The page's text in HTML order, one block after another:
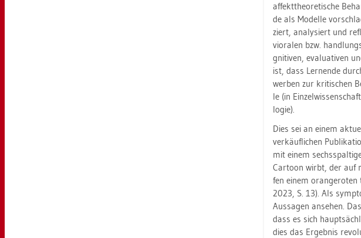
af­fekt­theo­re­ti­sche
de als Mo­del­le
ziert, ana­ly­siert und
viora­len bzw.
gni­ti­ven, eva­lua­ti­ven
ist, dass Ler­nen­de
wer­ben zur kri­ti­schen
le (in
lo­gie).
Dies sei an einem
ver­käuf­li­chen
mit einem
Car­toon wirbt, der auf
fen einem oran­ge­ro­ten
2023, S. 13). Als
Aus­sa­gen an­se­hen.
dass es sich
dies das Er­geb­nis